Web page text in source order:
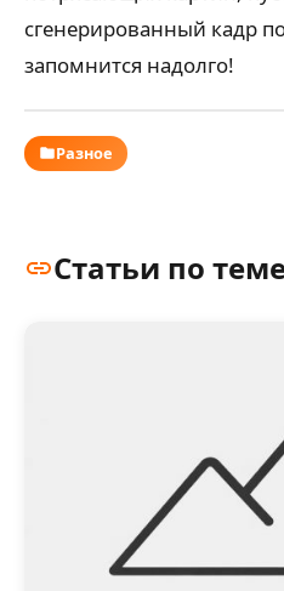
сгенерированный кадр
запомнится надолго!
Разное
Статьи по